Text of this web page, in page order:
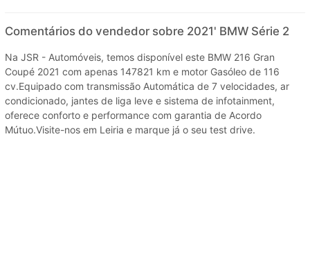
Comentários do vendedor sobre 2021' BMW Série 2
Na JSR - Automóveis, temos disponível este BMW 216 Gran
Coupé 2021 com apenas 147821 km e motor Gasóleo de 116
cv.Equipado com transmissão Automática de 7 velocidades, ar
condicionado, jantes de liga leve e sistema de infotainment,
oferece conforto e performance com garantia de Acordo
Mútuo.Visite-nos em Leiria e marque já o seu test drive.